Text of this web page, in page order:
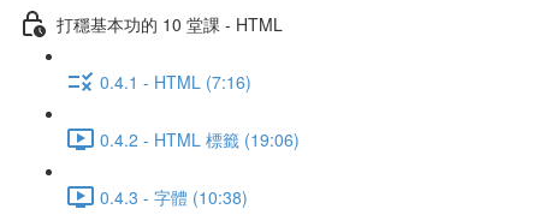
打穩基本功的 10 堂課 - HTML
0.4.1 - HTML (7:16)
0.4.2 - HTML 標籤 (19:06)
0.4.3 - 字體 (10:38)